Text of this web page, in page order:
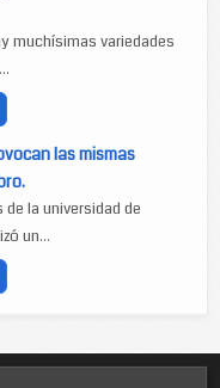
muchísimas variedades
las mismas
la universidad de
un...